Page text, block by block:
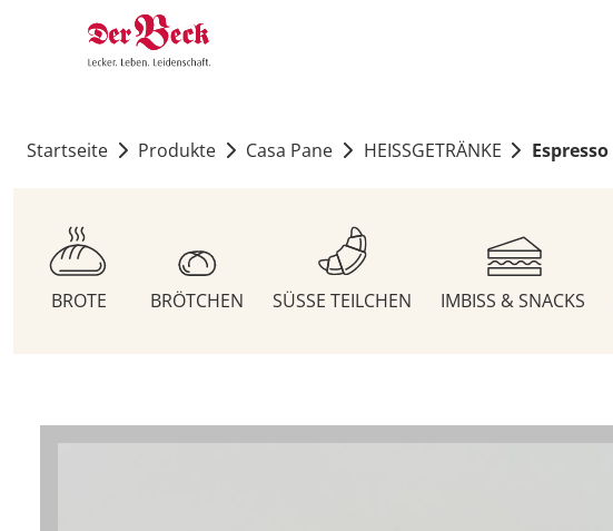
Startseite Produkte Casa Pane HEISSGETRÄNKE Espresso
BROTE BRÖTCHEN SÜSSE TEILCHEN IMBISS & SNACKS